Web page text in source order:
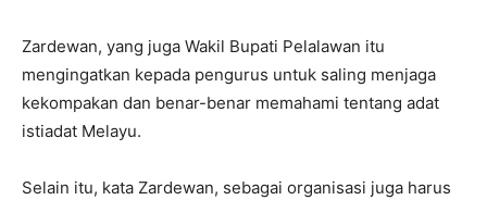
Zardewan, yang juga Wakil Bupati Pelalawan itu
mengingatkan kepada pengurus untuk saling menjaga
kekompakan dan benar-benar memahami tentang adat
istiadat Melayu.
Selain itu, kata Zardewan, sebagai organisasi juga harus